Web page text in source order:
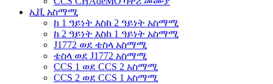
ኢቪ አስማሚ
ከ 1 ዓይነት እስከ 2 ዓይነት አስማሚ
ከ 2 ዓይነት እስከ 1 ዓይነት አስማሚ
J1772 ወደ ቴስላ አስማሚ
ቴስላ ወደ J1772 አስማሚ
CCS 1 ወደ CCS 2 አስማሚ
CCS 2 ወደ CCS 1 አስማሚ